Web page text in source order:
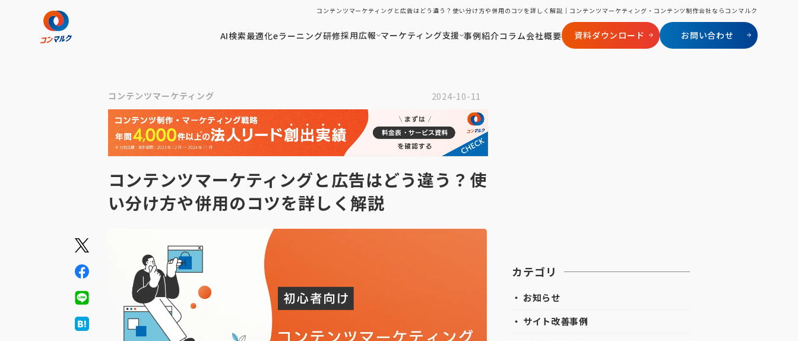
コンテンツマーケティングと広告はどう違う？使い分け方や併用のコツを詳しく解説｜コンテンツマーケティング・コンテンツ制作会社ならコンマルク
AI検索最適化eラーニング研修採用広報 マーケティング支援 事例紹介コラム会社概要 資料ダウンロード お問い合わせ
コンテンツマーケティング 2024-10-11
コンテンツマーケティングと広告はどう違う？使
い分け方や併用のコツを詳しく解説
カテゴリ
・ お知らせ
・ サイト改善事例